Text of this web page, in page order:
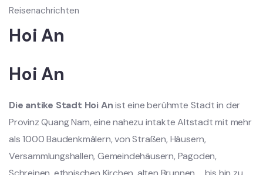
Reisenachrichten
Hoi An
Hoi An
Die antike Stadt Hoi Anist eine berühmte Stadt in der
Provinz Quang Nam, eine nahezu intakte Altstadt mit mehr
als 1000 Baudenkmälern, von Straßen, Häusern,
Versammlungshallen, Gemeindehäusern, Pagoden,